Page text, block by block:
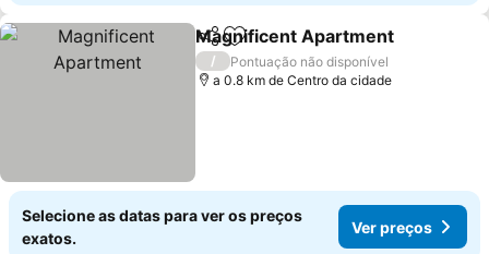
PartilharAdicionar aos favoritos
Magnificent Apartment
/
Pontuação não disponível
a 0.8 km de Centro da cidade
Selecione as datas para ver os preços
exatos.
Ver preços